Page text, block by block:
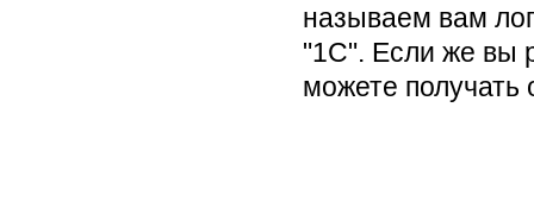
называем вам
"1С". Если же вы
можете получать